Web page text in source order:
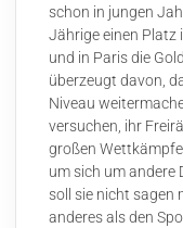
schon in jungen
Jährige einen Platz
und in Paris die
überzeugt davon,
Niveau
versuchen, ihr
großen
um sich um andere
soll sie nicht sagen
anderes als den